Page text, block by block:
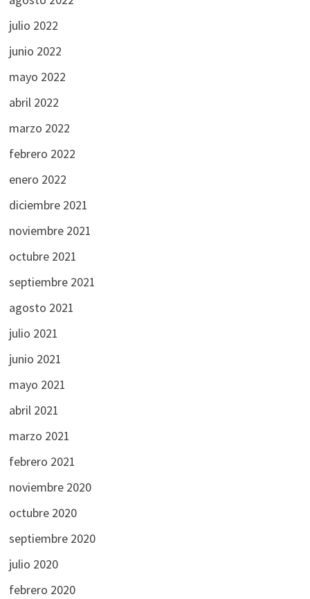
julio 2022
junio 2022
mayo 2022
abril 2022
marzo 2022
febrero 2022
enero 2022
diciembre 2021
noviembre 2021
octubre 2021
septiembre 2021
agosto 2021
julio 2021
junio 2021
mayo 2021
abril 2021
marzo 2021
febrero 2021
noviembre 2020
octubre 2020
septiembre 2020
julio 2020
febrero 2020